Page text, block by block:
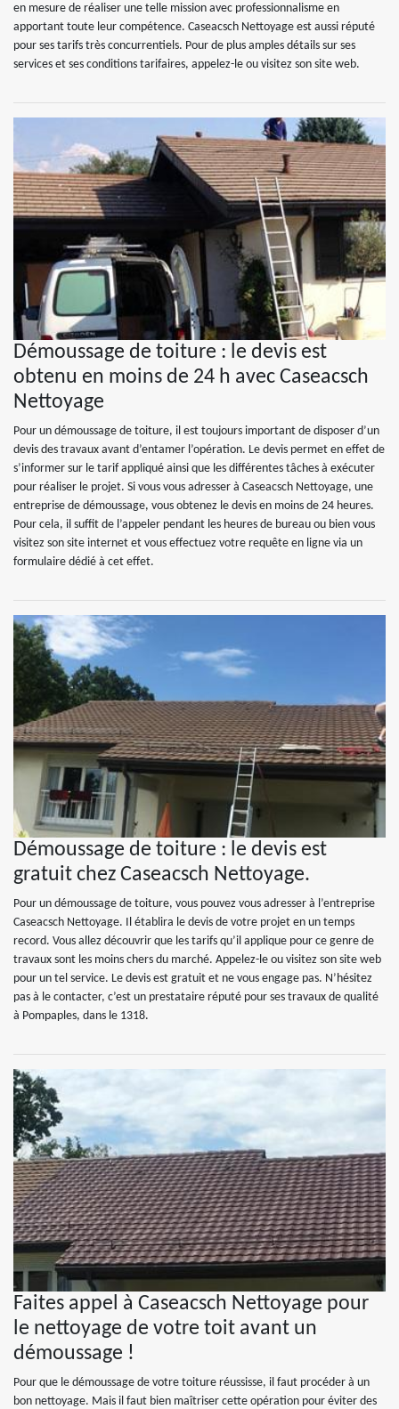
en mesure de réaliser une telle mission avec professionnalisme en
apportant toute leur compétence. Caseacsch Nettoyage est aussi réputé
pour ses tarifs très concurrentiels. Pour de plus amples détails sur ses
services et ses conditions tarifaires, appelez-le ou visitez son site web.
Démoussage de toiture : le devis est
obtenu en moins de 24 h avec Caseacsch
Nettoyage
Pour un démoussage de toiture, il est toujours important de disposer d’un
devis des travaux avant d’entamer l’opération. Le devis permet en effet de
s’informer sur le tarif appliqué ainsi que les différentes tâches à exécuter
pour réaliser le projet. Si vous vous adresser à Caseacsch Nettoyage, une
entreprise de démoussage, vous obtenez le devis en moins de 24 heures.
Pour cela, il suffit de l’appeler pendant les heures de bureau ou bien vous
visitez son site internet et vous effectuez votre requête en ligne via un
formulaire dédié à cet effet.
Démoussage de toiture : le devis est
gratuit chez Caseacsch Nettoyage.
Pour un démoussage de toiture, vous pouvez vous adresser à l’entreprise
Caseacsch Nettoyage. Il établira le devis de votre projet en un temps
record. Vous allez découvrir que les tarifs qu’il applique pour ce genre de
travaux sont les moins chers du marché. Appelez-le ou visitez son site web
pour un tel service. Le devis est gratuit et ne vous engage pas. N’hésitez
pas à le contacter, c’est un prestataire réputé pour ses travaux de qualité
à Pompaples, dans le 1318.
Faites appel à Caseacsch Nettoyage pour
le nettoyage de votre toit avant un
démoussage !
Pour que le démoussage de votre toiture réussisse, il faut procéder à un
bon nettoyage. Mais il faut bien maîtriser cette opération pour éviter des